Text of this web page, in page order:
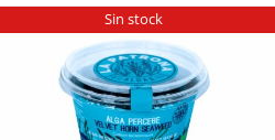
Sin stock